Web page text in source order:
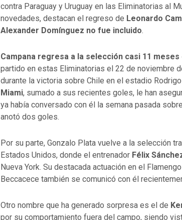
contra Paraguay y Uruguay en las Eliminatorias al
novedades, destacan el regreso de Leonardo
Alexander Domínguez no fue incluido.
Campana regresa a la selección casi 11 meses
partido en estas Eliminatorias el 22 de noviembre
durante la victoria sobre Chile en el estadio
Miami, sumado a sus recientes goles, le han
ya había conversado con él la semana pasada
anotó dos goles.
Por su parte, Gonzalo Plata vuelve a la selección
Estados Unidos, donde el entrenadorFélix
Nueva York. Su destacada actuación en el
Beccacece también se comunicó con él
Otro nombre que ha generado sorpresa es el de
por su comportamiento fuera del campo, siendo